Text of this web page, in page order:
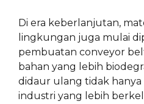
Di era keberlanjutan,
lingkungan juga mulai
pembuatan conveyor
bahan yang lebih
didaur ulang tidak
industri yang lebih